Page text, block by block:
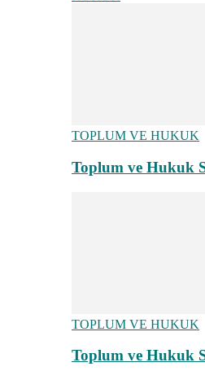
TOPLUM VE HUKUK
Toplum ve Hukuk
TOPLUM VE HUKUK
Toplum ve Hukuk